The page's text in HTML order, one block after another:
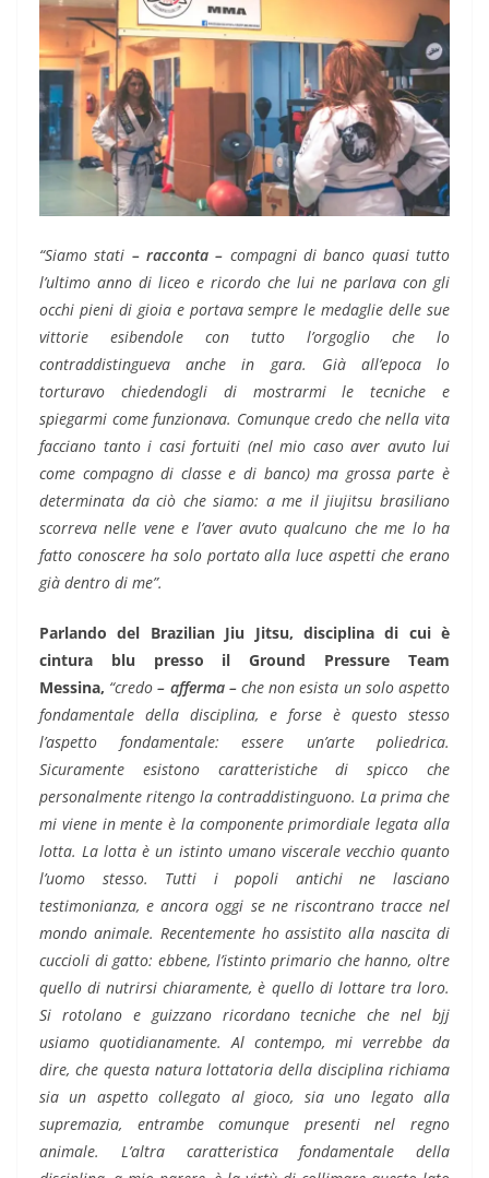
“Siamo stati – racconta – compagni di banco quasi tutto
l’ultimo anno di liceo e ricordo che lui ne parlava con gli
occhi pieni di gioia e portava sempre le medaglie delle sue
vittorie esibendole con tutto l’orgoglio che lo
contraddistingueva anche in gara. Già all’epoca lo
torturavo chiedendogli di mostrarmi le tecniche e
spiegarmi come funzionava. Comunque credo che nella vita
facciano tanto i casi fortuiti (nel mio caso aver avuto lui
come compagno di classe e di banco) ma grossa parte è
determinata da ciò che siamo: a me il jiujitsu brasiliano
scorreva nelle vene e l’aver avuto qualcuno che me lo ha
fatto conoscere ha solo portato alla luce aspetti che erano
già dentro di me”.
Parlando del Brazilian Jiu Jitsu, disciplina di cui è
cintura blu presso il Ground Pressure Team
Messina, “credo– afferma –che non esista un solo aspetto
fondamentale della disciplina, e forse è questo stesso
l’aspetto fondamentale: essere un’arte poliedrica.
Sicuramente esistono caratteristiche di spicco che
personalmente ritengo la contraddistinguono. La prima che
mi viene in mente è la componente primordiale legata alla
lotta. La lotta è un istinto umano viscerale vecchio quanto
l’uomo stesso. Tutti i popoli antichi ne lasciano
testimonianza, e ancora oggi se ne riscontrano tracce nel
mondo animale. Recentemente ho assistito alla nascita di
cuccioli di gatto: ebbene, l’istinto primario che hanno, oltre
quello di nutrirsi chiaramente, è quello di lottare tra loro.
Si rotolano e guizzano ricordano tecniche che nel bjj
usiamo quotidianamente. Al contempo, mi verrebbe da
dire, che questa natura lottatoria della disciplina richiama
sia un aspetto collegato al gioco, sia uno legato alla
supremazia, entrambe comunque presenti nel regno
animale. L’altra caratteristica fondamentale della